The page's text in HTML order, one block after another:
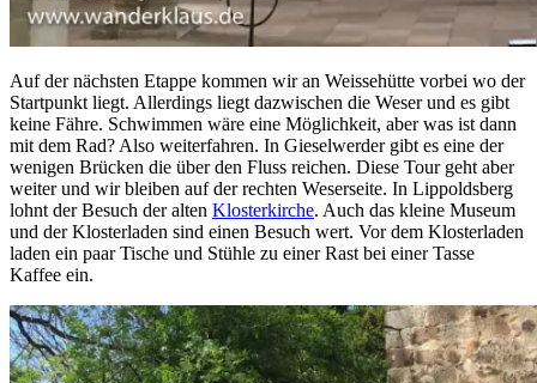
Auf der nächsten Etappe kommen wir an Weissehütte vorbei wo der
Startpunkt liegt. Allerdings liegt dazwischen die Weser und es gibt
keine Fähre. Schwimmen wäre eine Möglichkeit, aber was ist dann
mit dem Rad? Also weiterfahren. In Gieselwerder gibt es eine der
wenigen Brücken die über den Fluss reichen. Diese Tour geht aber
weiter und wir bleiben auf der rechten Weserseite. In Lippoldsberg
lohnt der Besuch der alten Klosterkirche. Auch das kleine Museum
und der Klosterladen sind einen Besuch wert. Vor dem Klosterladen
laden ein paar Tische und Stühle zu einer Rast bei einer Tasse
Kaffee ein.